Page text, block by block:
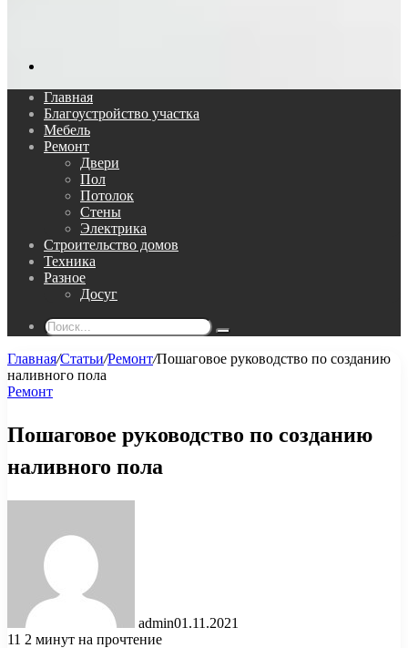
Главная
Благоустройство участка
Мебель
Ремонт
Двери
Пол
Потолок
Стены
Электрика
Строительство домов
Техника
Разное
Досуг
Поиск...
Главная/Статьи/Ремонт/Пошаговое руководство по созданию
наливного пола
Ремонт
Пошаговое руководство по созданию
наливного пола
admin01.11.2021
11 2 минут на прочтение